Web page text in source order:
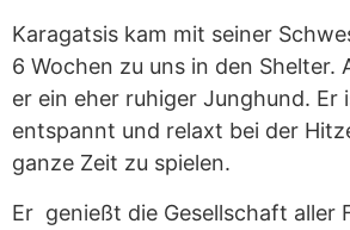
Karagatsis kam mit seiner
6 Wochen zu uns in den Shelter.
er ein eher ruhiger Junghund. Er
entspannt und relaxt bei der
ganze Zeit zu spielen.
Er genießt die Gesellschaft aller